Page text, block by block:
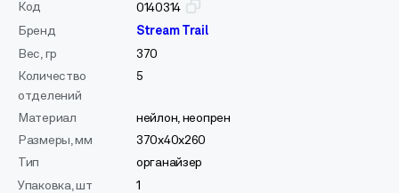
Код
0140314
Бренд
Stream Trail
Вес, гр
370
Количество
отделений
5
Материал
нейлон, неопрен
Размеры, мм
370x40x260
Тип
органайзер
Упаковка, шт
1